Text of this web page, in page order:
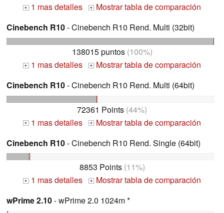
+ 1 mas detalles +
Mostrar tabla de comparación
Cinebench R10- Cinebench R10 Rend. Multi (32bit)
138015 puntos(100%)
+ 1 mas detalles +
Mostrar tabla de comparación
Cinebench R10- Cinebench R10 Rend. Multi (64bit)
72361 Points (44%)
+ 1 mas detalles +
Mostrar tabla de comparación
Cinebench R10- Cinebench R10 Rend. Single (64bit)
8853 Points(11%)
+ 1 mas detalles +
Mostrar tabla de comparación
wPrime 2.10- wPrime 2.0 1024m *